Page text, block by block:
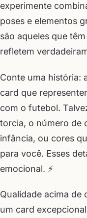
experimente
poses e elementos
são aqueles que
refletem
Conte uma história:
card que
com o futebol.
torcia, o número de
infância, ou cores
para você. Esses
emocional. ⚡
Qualidade acima de
um card